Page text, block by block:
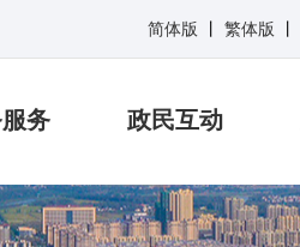
简体版 繁体版
务 政民互动